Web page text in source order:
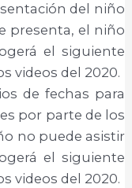
del niño
presenta, el niño
el siguiente
videos del 2020.
de fechas para
por parte de los
no puede asistir
el siguiente
videos del 2020.